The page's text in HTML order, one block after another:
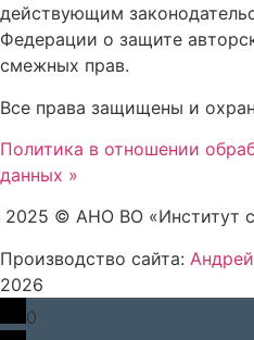
действующим
Федерации о защите
смежных прав.
Все права защищены и
Политика в отношении
данных »
2025 © АНО ВО «Институт
Производство сайта:
2026
0